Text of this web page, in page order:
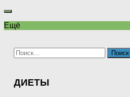
Ещё
Найти:
ДИЕТЫ